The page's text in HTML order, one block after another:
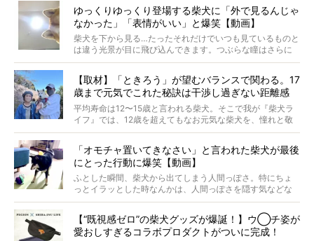
ゆっくりゆっくり登場する柴犬に「外で見るんじゃ
なかった」「表情がいい」と爆笑【動画】
柴犬を下から見る…たったそれだけでいつも見ているものと
は違う光景が目に飛び込んできます。つぶらな瞳はさらに
つぶらに見え、モフモフのお顔はさらにモフモフに見えま
【取材】「ときろう」が望むバランスで関わる。17
歳まで元気でこれた秘訣は干渉し過ぎない距離感
#38ときろう
平均寿命は12〜15歳と言われる柴犬。そこで我が『柴犬ラ
イフ』では、12歳を超えてもなお元気な柴犬を、憧れと敬
意を込めて“レジェンド柴”と呼んでいます。 この特集で
ォーカスし、その元気の秘訣や、老犬と暮らすうえで大切
だと思うことを、オーナーさんに語っていただきます。今
回登場してくれたのは、17歳のときろうくん。小さい頃か
ら食が細かったため、何でも食べさせてきたということで
「オモチャ置いてきなさい」と言われた柴犬が最後
にとった行動に爆笑【動画】
ふとした瞬間、柴犬から出てしまう人間っぽさ。特にちょ
っとイラッとした時なんかは、人間っぽさを隠す気などな
いように見えます。もしかして本当の本当は、中身は人間
【“既視感ゼロ”の柴犬グッズが爆誕！】ウ◯チ姿が
愛おしすぎるコラボプロダクトがついに完成！